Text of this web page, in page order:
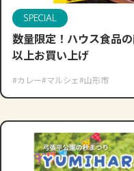
SPECIAL
数量限定！ハウス食品
以上お買い上げ
#カレー#マルシェ#山形市